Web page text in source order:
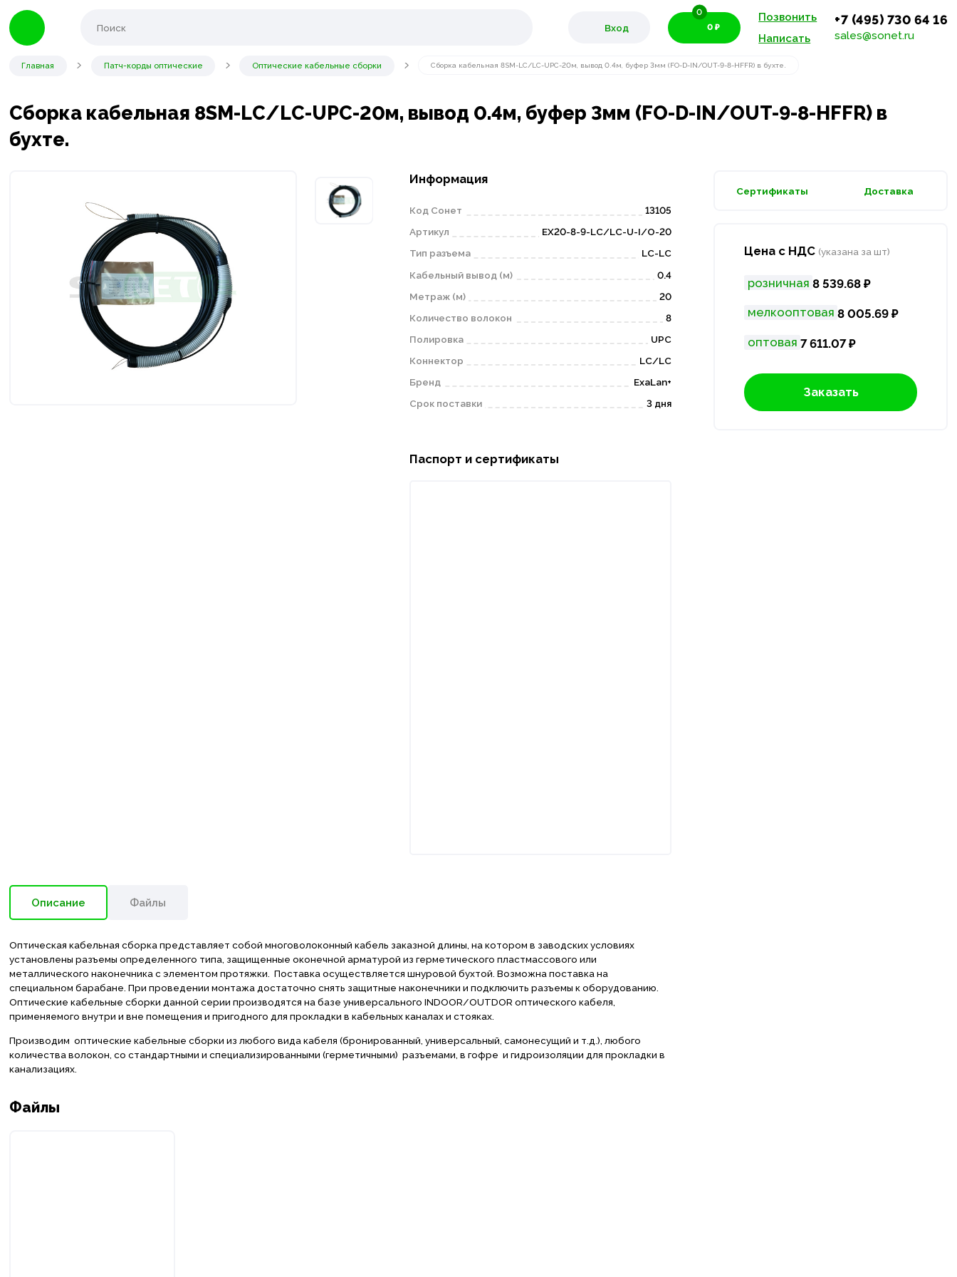
Вход 0 ₽
0
Позвонить
Написать
+7 (495) 730 64 16
sales@sonet.ru
Главная Патч-корды оптические Оптические кабельные сборки Сборка кабельная 8SM-LC/LC-UPC-20м, вывод 0.4м, буфер 3мм (FO-D-IN/OUT-9-8-HFFR) в бухте.
Сборка кабельная 8SM-LC/LC-UPC-20м, вывод 0.4м, буфер 3мм (FO-D-IN/OUT-9-8-HFFR) в
бухте.
Информация
Код Сонет
13105
Артикул
EX20-8-9-LC/LC-U-I/O-20
Тип разъема
LC-LC
Кабельный вывод (м)
0.4
Метраж (м)
20
Количество волокон
8
Полировка
UPC
Коннектор
LC/LC
Бренд
ExaLan+
Срок поставки
3 дня
Паспорт и сертификаты
Описание Файлы
Оптическая кабельная сборка представляет собой многоволоконный кабель заказной длины, на котором в заводских условиях
установлены разъемы определенного типа, защищенные оконечной арматурой из герметического пластмассового или
металлического наконечника с элементом протяжки. Поставка осуществляется шнуровой бухтой. Возможна поставка на
специальном барабане. При проведении монтажа достаточно снять защитные наконечники и подключить разъемы к оборудованию.
Оптические кабельные сборки данной серии производятся на базе универсального INDOOR/OUTDOR оптического кабеля,
применяемого внутри и вне помещения и пригодного для прокладки в кабельных каналах и стояках.
Производим оптические кабельные сборки из любого вида кабеля (бронированный, универсальный, самонесущий и т.д.), любого
количества волокон, со стандартными и специализированными (герметичными) разъемами, в гофре и гидроизоляции для прокладки в
канализациях.
Файлы
Сертификаты Доставка
Цена с НДС (указана за шт)
розничная 8 539.68 ₽
мелкооптовая 8 005.69 ₽
оптовая 7 611.07 ₽
Заказать